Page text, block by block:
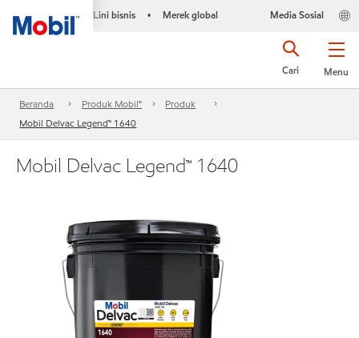
Lini bisnis • Merek global Media Sosial
Menu
Cari
Beranda Produk Mobil™
Produk
Mobil Delvac Legend™ 1640
Mobil Delvac Legend™ 1640